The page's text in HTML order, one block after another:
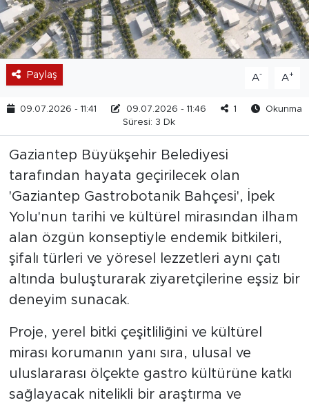
Paylaş A- A+
09.07.2026 - 11:41 09.07.2026 - 11:46 1
Okunma
Süresi: 3 Dk
Gaziantep Büyükşehir Belediyesi
tarafından hayata geçirilecek olan
'Gaziantep Gastrobotanik Bahçesi', İpek
Yolu'nun tarihi ve kültürel mirasından ilham
alan özgün konseptiyle endemik bitkileri,
şifalı türleri ve yöresel lezzetleri aynı çatı
altında buluşturarak ziyaretçilerine eşsiz bir
deneyim sunacak.
Proje, yerel bitki çeşitliliğini ve kültürel
mirası korumanın yanı sıra, ulusal ve
uluslararası ölçekte gastro kültürüne katkı
sağlayacak nitelikli bir araştırma ve